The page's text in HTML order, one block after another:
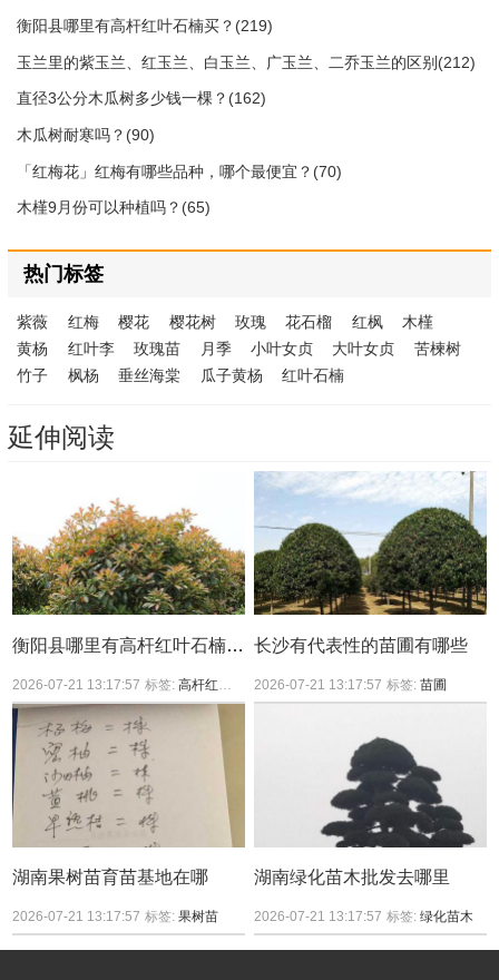
衡阳县哪里有高杆红叶石楠买？(219)
玉兰里的紫玉兰、红玉兰、白玉兰、广玉兰、二乔玉兰的区别(212)
直径3公分木瓜树多少钱一棵？(162)
木瓜树耐寒吗？(90)
「红梅花」红梅有哪些品种，哪个最便宜？(70)
木槿9月份可以种植吗？(65)
热门标签
紫薇 红梅 樱花 樱花树 玫瑰 花石榴 红枫
木槿
黄杨
红叶李 玫瑰苗 月季 小叶女贞 大叶女贞
苦楝树
竹子
枫杨 垂丝海棠 瓜子黄杨 红叶石楠
延伸阅读
衡阳县哪里有高杆红叶石楠买？
2026-07-21 13:17:57 标签:高杆红叶石楠
长沙有代表性的苗圃有哪些
2026-07-21 13:17:57 标签:苗圃
湖南果树苗育苗基地在哪
2026-07-21 13:17:57 标签:果树苗
湖南绿化苗木批发去哪里
2026-07-21 13:17:57 标签:绿化苗木